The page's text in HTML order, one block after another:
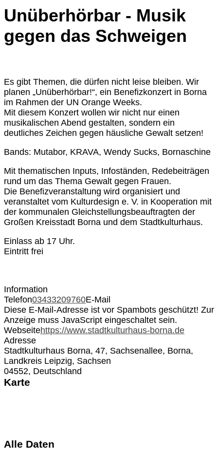
Unüberhörbar - Musik
gegen das Schweigen
Es gibt Themen, die dürfen nicht leise bleiben. Wir
planen „Unüberhörbar!“, ein Benefizkonzert in Borna
im Rahmen der UN Orange Weeks.
Mit diesem Konzert wollen wir nicht nur einen
musikalischen Abend gestalten, sondern ein
deutliches Zeichen gegen häusliche Gewalt setzen!
Bands: Mutabor, KRAVA, Wendy Sucks, Bornaschine
Mit thematischen Inputs, Infoständen, Redebeiträgen
rund um das Thema Gewalt gegen Frauen.
Die Benefizveranstaltung wird organisiert und
veranstaltet vom Kulturdesign e. V. in Kooperation mit
der kommunalen Gleichstellungsbeauftragten der
Großen Kreisstadt Borna und dem Stadtkulturhaus.
Einlass ab 17 Uhr.
Eintritt frei
Information
Telefon03433209760E-Mail
Diese E-Mail-Adresse ist vor Spambots geschützt! Zur
Anzeige muss JavaScript eingeschaltet sein.
Webseitehttps://www.stadtkulturhaus-borna.de
Adresse
Stadtkulturhaus Borna, 47, Sachsenallee, Borna,
Landkreis Leipzig, Sachsen
04552, Deutschland
Karte
Alle Daten